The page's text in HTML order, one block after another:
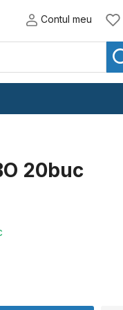
Contul meu
20buc